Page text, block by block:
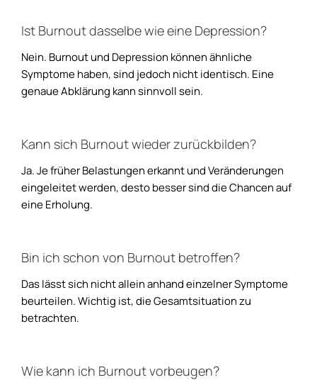
Ist Burnout dasselbe wie eine Depression?
Nein. Burnout und Depression können ähnliche
Symptome haben, sind jedoch nicht identisch. Eine
genaue Abklärung kann sinnvoll sein.
Kann sich Burnout wieder zurückbilden?
Ja. Je früher Belastungen erkannt und Veränderungen
eingeleitet werden, desto besser sind die Chancen auf
eine Erholung.
Bin ich schon von Burnout betroffen?
Das lässt sich nicht allein anhand einzelner Symptome
beurteilen. Wichtig ist, die Gesamtsituation zu
betrachten.
Wie kann ich Burnout vorbeugen?